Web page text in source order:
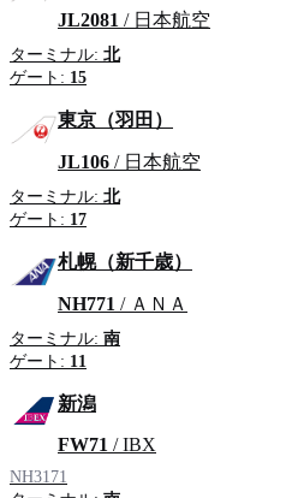
JL2081 / 日本航空
ターミナル: 北
ゲート: 15
東京（羽田）
JL106 / 日本航空
ターミナル: 北
ゲート: 17
札幌（新千歳）
NH771 / ＡＮＡ
ターミナル: 南
ゲート: 11
新潟
FW71 / IBX
NH3171